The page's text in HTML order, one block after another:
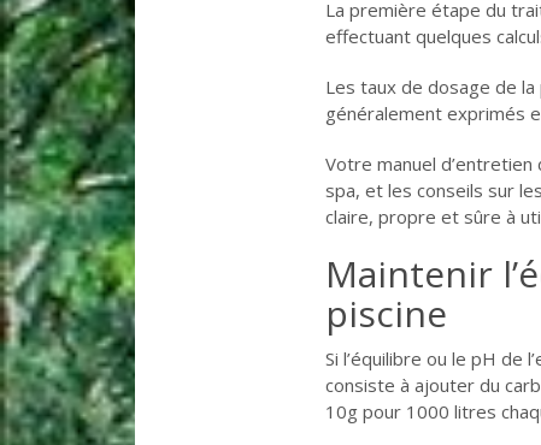
La première étape du
effectuant quelques
Les taux de dosage de
généralement exprimés
Votre manuel
spa, et les conseils sur
claire, propre et sûre à
Maintenir
piscine
Si l’équilibre ou le pH de
consiste à ajouter du
10g pour 1000 litres